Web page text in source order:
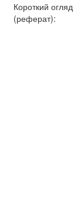
Короткий огляд
(реферат):